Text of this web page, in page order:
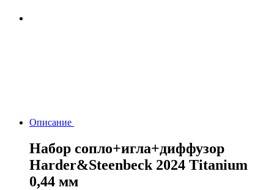
Описание
Набор сопло+игла+диффузор
Harder&Steenbeck 2024 Titanium
0,44 мм